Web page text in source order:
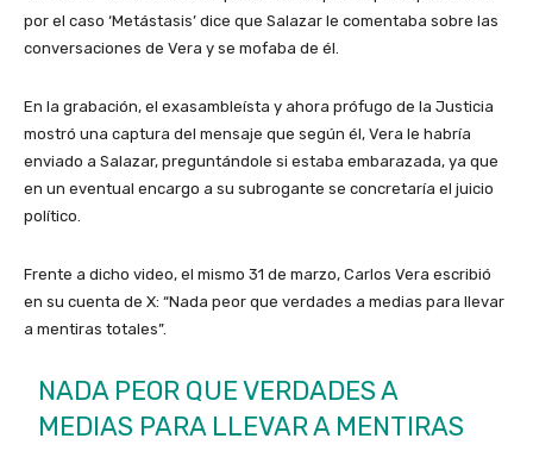
por el caso ‘Metástasis’ dice que Salazar le comentaba sobre las
conversaciones de Vera y se mofaba de él.
En la grabación, el exasambleísta y ahora prófugo de la Justicia
mostró una captura del mensaje que según él, Vera le habría
enviado a Salazar, preguntándole si estaba embarazada, ya que
en un eventual encargo a su subrogante se concretaría el juicio
político.
Frente a dicho video, el mismo 31 de marzo, Carlos Vera escribió
en su cuenta de X: “Nada peor que verdades a medias para llevar
a mentiras totales”.
NADA PEOR QUE VERDADES A
MEDIAS PARA LLEVAR A MENTIRAS